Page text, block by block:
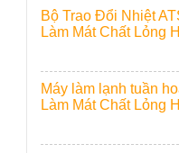
Bộ Trao Đổi Nhiệt
Làm Mát Chất Lỏng
Máy làm lạnh tuần
Làm Mát Chất Lỏng